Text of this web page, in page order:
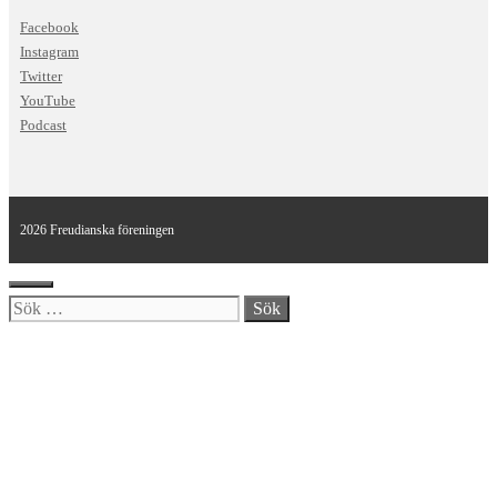
Facebook
Instagram
Twitter
YouTube
Podcast
2026 Freudianska föreningen
Stäng
Sök